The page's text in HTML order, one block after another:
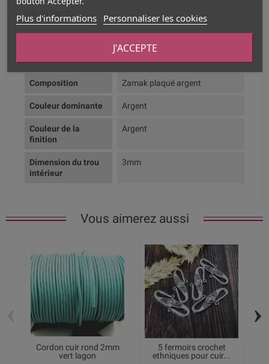
Vendu par 2.
Composition Zamak plaqué argent
Couleur dominante Argent
Couleur de la
finition
Argent
Dimension du trou
intérieur
3mm
Vous aimerez aussi
Cordon cuir rond 2mm
vert lagon
5 fermoirs crochet
ethniques pour cuir...
›
Plus d'informations Personnaliser les cookies
J'ACCEPTE